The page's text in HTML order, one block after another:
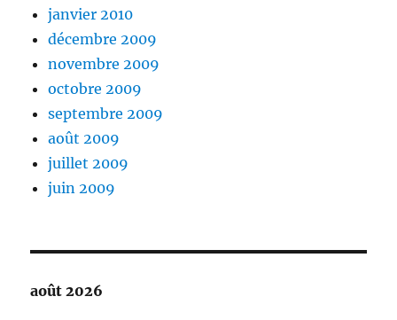
janvier 2010
décembre 2009
novembre 2009
octobre 2009
septembre 2009
août 2009
juillet 2009
juin 2009
août 2026